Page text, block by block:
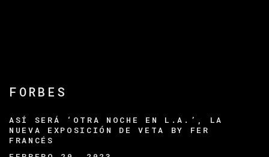
FORBES
ASÍ SERÁ ‘OTRA NOCHE EN L.A.’, LA
NUEVA EXPOSICIÓN DE VETA BY FER
FRANCÉS